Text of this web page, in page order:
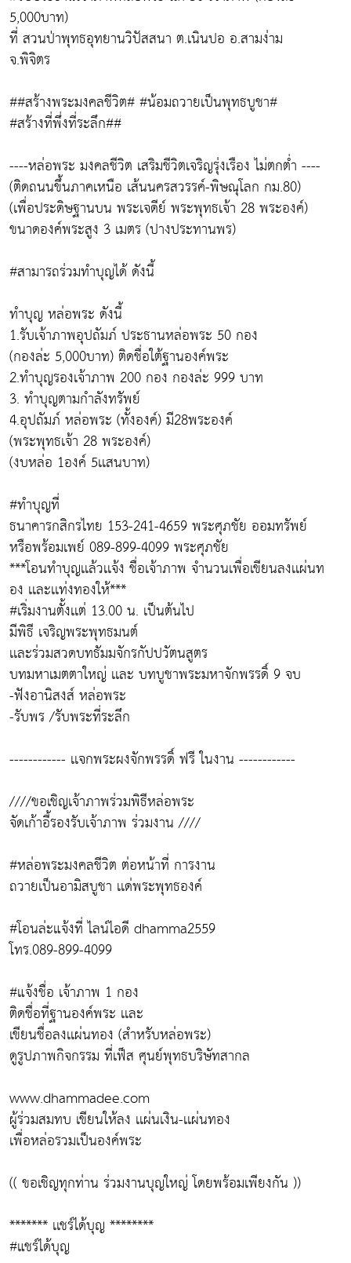
5,000บาท)
ที่ สวนป่าพุทธอุทยานวิปัสสนา ต.เนินปอ อ.สามง่าม
จ.พิจิตร
##สร้างพระมงคลชีวิต# #น้อมถวายเป็นพุทธบูชา#
#สร้างที่พึ่งที่ระลึก##
----หล่อพระ มงคลชีวิต เสริมชีวิตเจริญรุ่งเรือง ไม่ตกต่ำ ----
(ติดถนนขึ้นภาคเหนือ เส้นนครสวรรค์-พิษณุโลก กม.80)
(เพื่อประดิษฐานบน พระเจดีย์ พระพุทธเจ้า 28 พระองค์)
ขนาดองค์พระสูง 3 เมตร (ปางประทานพร)
#สามารถร่วมทำบุญได้ ดังนี้
ทำบุญ หล่อพระ ดังนี้
1.รับเจ้าภาพอุปถัมภ์ ประธานหล่อพระ 50 กอง
(กองล่ะ 5,000บาท) ติดชื่อใต้ฐานองค์พระ
2.ทำบุญรองเจ้าภาพ 200 กอง กองล่ะ 999 บาท
3. ทำบุญตามกำลังทรัพย์
4.อุปถัมภ์ หล่อพระ (ทั้งองค์) มี28พระองค์
(พระพุทธเจ้า 28 พระองค์)
(งบหล่อ 1องค์ 5เเสนบาท)
#ทำบุญที่
ธนาคารกสิกรไทย 153-241-4659 พระศุภชัย ออมทรัพย์
หรือพร้อมเพย์ 089-899-4099 พระศุภชัย
***โอนทำบุญเเล้วเเจ้ง ชื่อเจ้าภาพ จำนวนเพื่อเขียนลงเเผ่นท
อง เเละเเท่งทองให้***
#เริ่มงานตั้งเเต่ 13.00 น. เป็นต้นไป
มีพิธี เจริญพระพุทธมนต์
เเละร่วมสวดบทธัมมจักรกัปปวัตนสูตร
บทมหาเมตตาใหญ่ เเละ บทบูชาพระมหาจักพรรดิ์ 9 จบ
-ฟังอานิสงส์ หล่อพระ
-รับพร /รับพระที่ระลึก
------------ เเจกพระผงจักพรรดิ์ ฟรี ในงาน ------------
////ขอเชิญเจ้าภาพร่วมพิธีหล่อพระ
จัดเก้าอี้รองรับเจ้าภาพ ร่วมงาน ////
#หล่อพระมงคลชีวิต ต่อหน้าที่ การงาน
ถวายเป็นอามิสบูชา เเด่พระพุทธองค์
#โอนล่ะแจ้งที่ ไลน์ไอดี dhamma2559
โทร.089-899-4099
#แจ้งชื่อ เจ้าภาพ 1 กอง
ติดชื่อที่ฐานองค์พระ เเละ
เขียนชื่อลงเเผ่นทอง (สำหรับหล่อพระ)
ดูรูปภาพกิจกรรม ที่เฟ็ส ศุนย์พุทธบริษัทสากล
www.dhammadee.com
ผู้ร่วมสมทบ เขียนให้ลง เเผ่นเงิน-เเผ่นทอง
เพื่อหล่อรวมเป็นองค์พระ
(( ขอเชิญทุกท่าน ร่วมงานบุญใหญ่ โดยพร้อมเพียงกัน ))
******* เเชร์ได้บุญ ********
#แชร์ได้บุญ